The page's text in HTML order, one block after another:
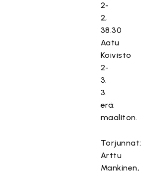
2-
2,
38.30
Aatu
Koivisto
2-
3.
3.
erä:
maaliton.
Torjunnat:
Arttu
Mankinen,